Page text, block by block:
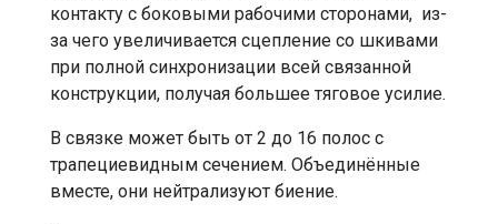
контакту с боковыми рабочими сторонами, из-
за чего увеличивается сцепление со шкивами
при полной синхронизации всей связанной
конструкции, получая большее тяговое усилие.
В связке может быть от 2 до 16 полос с
трапециевидным сечением. Объединённые
вместе, они нейтрализуют биение.